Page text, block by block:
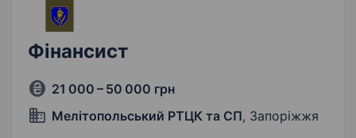
Фінансист
21 000 – 50 000 грн
Мелітопольський РТЦК та СП, Запоріжжя